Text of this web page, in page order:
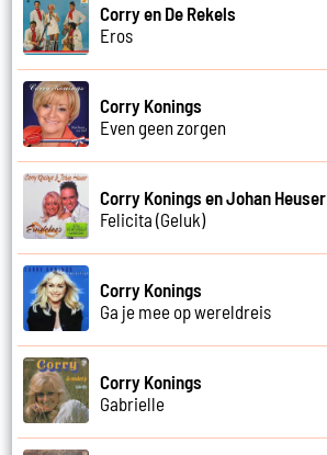
Corry en De Rekels
Eros
Corry Konings
Even geen zorgen
Corry Konings en Johan Heuser
Felicita (Geluk)
Corry Konings
Ga je mee op wereldreis
Corry Konings
Gabrielle